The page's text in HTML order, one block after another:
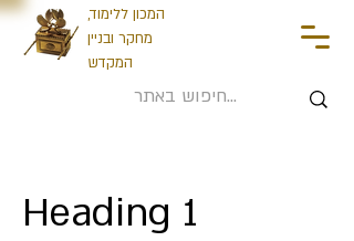
המכון ללימוד,
מחקר ובניין
המקדש
Heading 1